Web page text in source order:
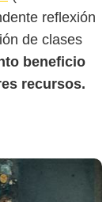
reflexión
de clases
beneficio
recursos.